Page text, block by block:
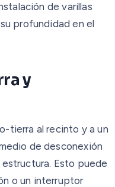
de varillas
profundidad en el
y
tierra al recinto y a un
de desconexión
estructura. Esto puede
o un interruptor